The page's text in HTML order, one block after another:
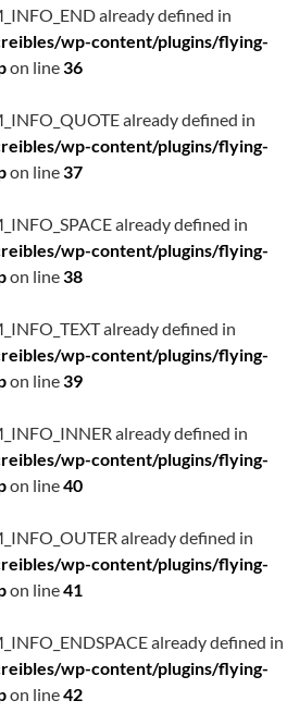
already defined in
wp-content/plugins/flying-
on line36
already defined in
wp-content/plugins/flying-
on line37
already defined in
wp-content/plugins/flying-
on line38
already defined in
wp-content/plugins/flying-
on line39
already defined in
wp-content/plugins/flying-
on line40
already defined in
wp-content/plugins/flying-
on line41
already defined in
wp-content/plugins/flying-
on line42